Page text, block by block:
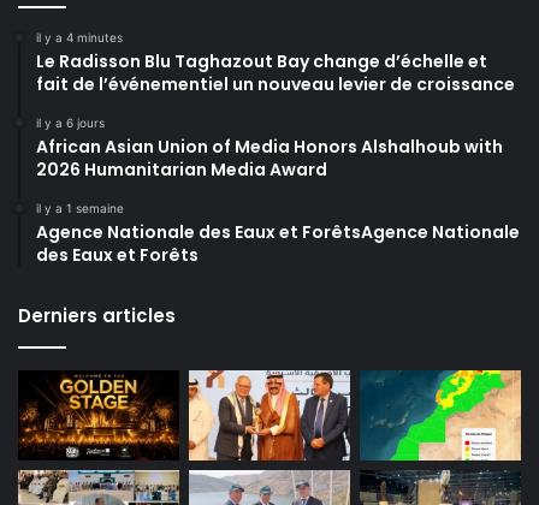
il y a 4 minutes
Le Radisson Blu Taghazout Bay change d’échelle et
fait de l’événementiel un nouveau levier de croissance
il y a 6 jours
African Asian Union of Media Honors Alshalhoub with
2026 Humanitarian Media Award
il y a 1 semaine
Agence Nationale des Eaux et ForêtsAgence Nationale
des Eaux et Forêts
Derniers articles